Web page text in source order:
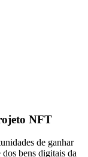
NFT
de ganhar
bens digitais da